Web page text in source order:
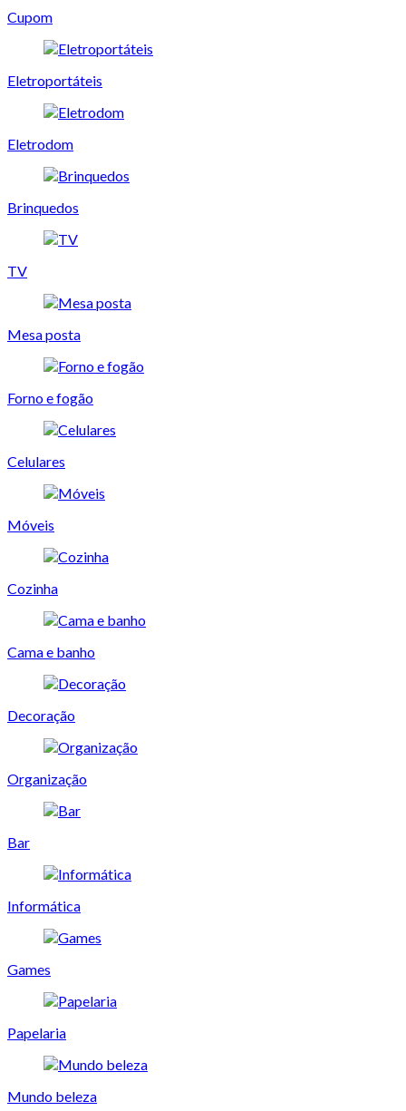
Cupom
Eletroportáteis
Eletrodom
Brinquedos
TV
Mesa posta
Forno e fogão
Celulares
Móveis
Cozinha
Cama e banho
Decoração
Organização
Bar
Informática
Games
Papelaria
Mundo beleza